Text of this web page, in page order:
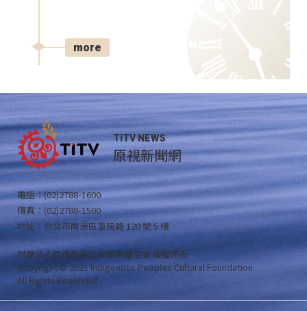
more
TITV NEWS
原視新聞網
電話：(02)2788-1600
傳真：(02)2788-1500
地址：台北市南港區重陽路 120 號 5 樓
財團法人原住民族文化事業基金會 版權所有
Copyright © 2021 Indigenous Peoples Cultural Foundation
All Rights Reserved .